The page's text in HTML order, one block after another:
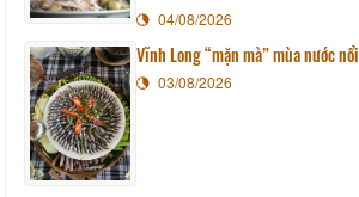
04/08/2026
Vĩnh Long “mặn mà” mùa nước nổi
03/08/2026